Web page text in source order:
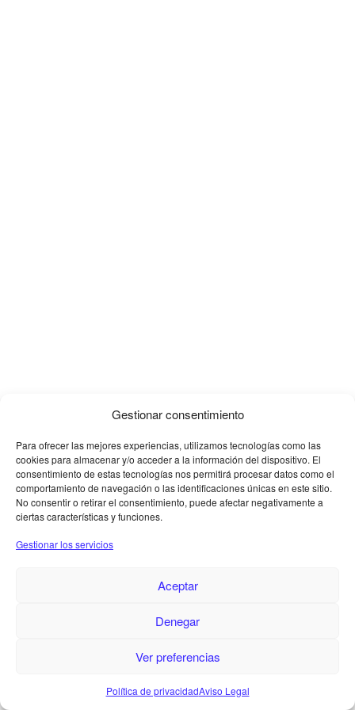
Gestionar consentimiento
Para ofrecer las mejores experiencias, utilizamos tecnologías como las
cookies para almacenar y/o acceder a la información del dispositivo. El
consentimiento de estas tecnologías nos permitirá procesar datos como el
comportamiento de navegación o las identificaciones únicas en este sitio.
No consentir o retirar el consentimiento, puede afectar negativamente a
ciertas características y funciones.
Gestionar los servicios
Aceptar
Denegar
Ver preferencias
Política de privacidadAviso Legal